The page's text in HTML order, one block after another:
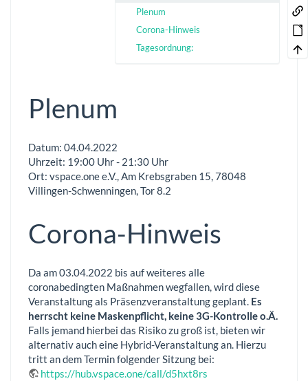
Plenum
Corona-Hinweis
Tagesordnung:
Plenum
Datum: 04.04.2022
Uhrzeit: 19:00 Uhr - 21:30 Uhr
Ort: vspace.one e.V., Am Krebsgraben 15, 78048
Villingen-Schwenningen, Tor 8.2
Corona-Hinweis
Da am 03.04.2022 bis auf weiteres alle
coronabedingten Maßnahmen wegfallen, wird diese
Veranstaltung als Präsenzveranstaltung geplant. Es
herrscht keine Maskenpflicht, keine 3G-Kontrolle o.Ä.
Falls jemand hierbei das Risiko zu groß ist, bieten wir
alternativ auch eine Hybrid-Veranstaltung an. Hierzu
tritt an dem Termin folgender Sitzung bei:
https://hub.vspace.one/call/d5hxt8rs